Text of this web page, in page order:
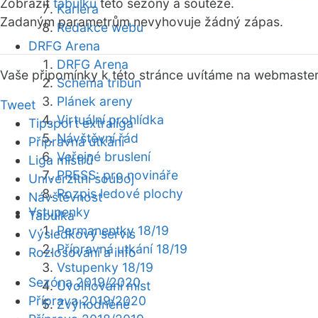
Kariéra
Redakce webu
DRFG Arena
DRFG Arena
Schéma tribun
Plánek areny
Virtuální prohlídka
Návštěvní řád
Veřejné bruslení
PRESS: pro novináře
Rozpis ledové plochy
Vstupenky
Permanentky 18/19
Přípravná utkání 18/19
Vstupenky 18/19
Uvolňování míst
Zvýhodněné
Zobrazit tabulku této sezóny a soutěže.
Zadaným parametrům nevyhovuje žádný zápas.
Vaše připomínky k této stránce uvítáme na webmaster
Tweet
Tipsport extraliga
Přípravná utkání
Liga mistrů
Univerzitní souboj
Návštěvnost
Tabulka
Výsledkový servis
Rozlosování a info
Sezóna 2019/2020
Příprava 2019/2020